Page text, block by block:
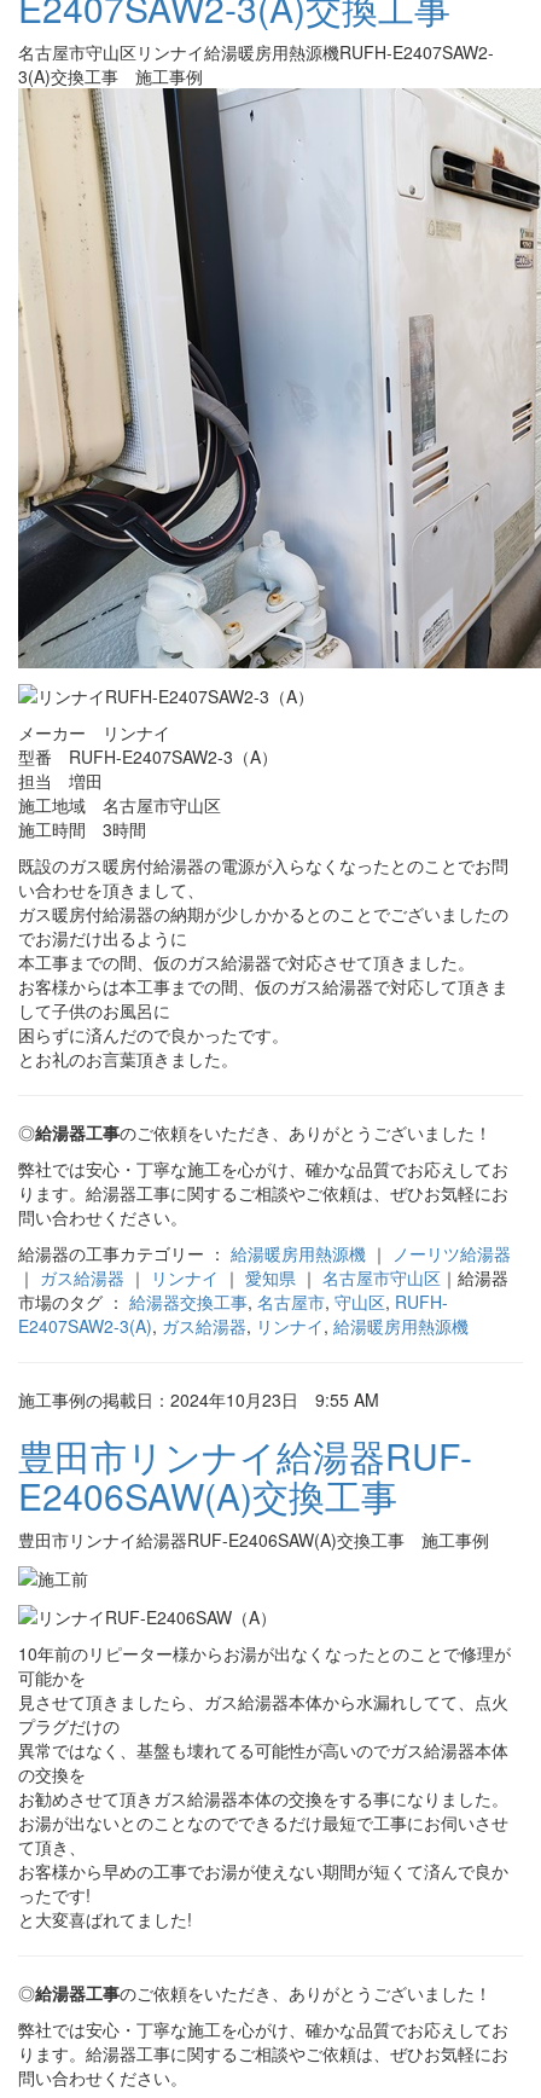
名古屋市守山区リンナイ給湯暖房用熱源機RUFH-E2407SAW2-
3(A)交換工事 施工事例
メーカー リンナイ
型番 RUFH-E2407SAW2-3（A）
担当 増田
施工地域 名古屋市守山区
施工時間 3時間
既設のガス暖房付給湯器の電源が入らなくなったとのことでお問
い合わせを頂きまして、
ガス暖房付給湯器の納期が少しかかるとのことでございましたの
でお湯だけ出るように
本工事までの間、仮のガス給湯器で対応させて頂きました。
お客様からは本工事までの間、仮のガス給湯器で対応して頂きま
して子供のお風呂に
困らずに済んだので良かったです。
とお礼のお言葉頂きました。
◎給湯器工事のご依頼をいただき、ありがとうございました！
弊社では安心・丁寧な施工を心がけ、確かな品質でお応えしてお
ります。給湯器工事に関するご相談やご依頼は、ぜひお気軽にお
問い合わせください。
給湯器の工事カテゴリー ： 給湯暖房用熱源機 ｜
ノーリツ給湯器
｜ ガス給湯器 ｜ リンナイ ｜ 愛知県 ｜ 名古屋市守山区 ｜給湯器
市場のタグ ： 給湯器交換工事, 名古屋市, 守山区, RUFH-
E2407SAW2-3(A), ガス給湯器, リンナイ, 給湯暖房用熱源機
施工事例の掲載日：2024年10月23日 9:55 AM
豊田市リンナイ給湯器RUF-
E2406SAW(A)交換工事
豊田市リンナイ給湯器RUF-E2406SAW(A)交換工事 施工事例
10年前のリピーター様からお湯が出なくなったとのことで修理が
可能かを
見させて頂きましたら、ガス給湯器本体から水漏れしてて、点火
プラグだけの
異常ではなく、基盤も壊れてる可能性が高いのでガス給湯器本体
の交換を
お勧めさせて頂きガス給湯器本体の交換をする事になりました。
お湯が出ないとのことなのでできるだけ最短で工事にお伺いさせ
て頂き、
お客様から早めの工事でお湯が使えない期間が短くて済んで良か
ったです!
と大変喜ばれてました!
◎給湯器工事のご依頼をいただき、ありがとうございました！
弊社では安心・丁寧な施工を心がけ、確かな品質でお応えしてお
ります。給湯器工事に関するご相談やご依頼は、ぜひお気軽にお
問い合わせください。